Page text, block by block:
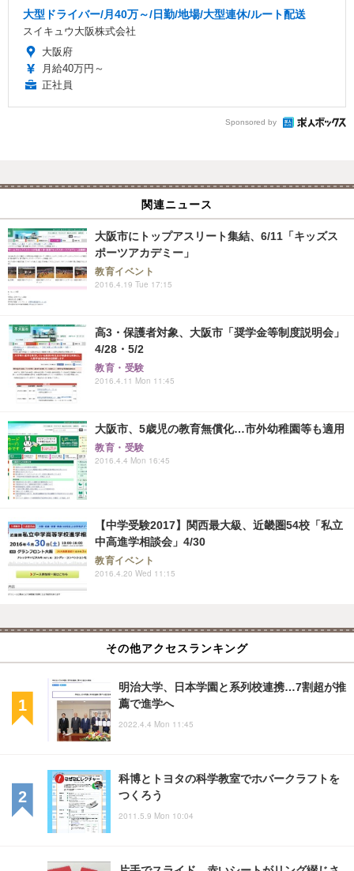
大型ドライバー/月40万～/日勤/地場/大型連休/ルート配送
スイキュウ大阪株式会社
大阪府
月給40万円～
正社員
Sponsored by
関連ニュース
大阪市にトップアスリート集結、6/11「キッズス
ポーツアカデミー」
教育イベント
2016.4.19 Tue 17:15
高3・保護者対象、大阪市「奨学金等制度説明会」
4/28・5/2
教育・受験
2016.4.11 Mon 11:45
大阪市、5歳児の教育無償化…市外幼稚園等も適用
教育・受験
2016.4.4 Mon 16:45
【中学受験2017】関西最大級、近畿圏54校「私立
中高進学相談会」4/30
教育イベント
2016.4.20 Wed 11:15
その他アクセスランキング
明治大学、日本学園と系列校連携…7割超が推
薦で進学へ
2022.4.4 Mon 11:45
科博とトヨタの科学教室でホバークラフトを
つくろう
2011.5.9 Mon 10:04